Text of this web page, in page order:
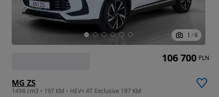
1 / 6
MG ZS
1498 cm3 • 197 KM • HEV+ AT Exclusive 197 KM
106 700 PLN